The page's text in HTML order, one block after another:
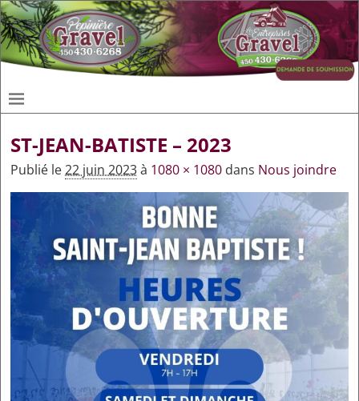
ST-JEAN-BATISTE – 2023
Publié le22 juin 2023à 1080 × 1080 dans Nous joindre